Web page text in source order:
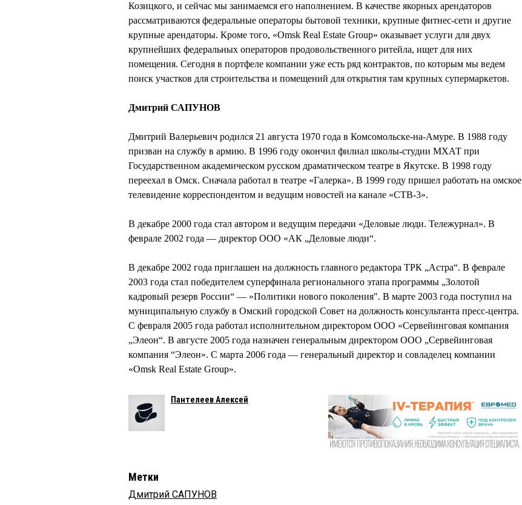
Козицкого, и сейчас мы занимаемся его наполнением. В качестве якорных арендаторов
рассматриваются федеральные операторы бытовой техники, крупные фитнес-сети и другие
крупные арендаторы. Кроме того, «Omsk Real Estate Group» оказывает услуги для двух
крупнейших федеральных операторов продовольственного ритейла, ищет для них
помещения. Сегодня в портфеле компании уже есть ряд контрактов, по которым мы ведем
поиск участков для строительства и помещений для открытия там крупных супермаркетов.
Дмитрий САПУНОВ
Дмитрий Валерьевич родился 21 августа 1970 года в Комсомольске-на-Амуре. В 1988 году
призван на службу в армию. В 1996 году окончил филиал школы-студии МХАТ при
Государственном академическом русском драматическом театре в Якутске. В 1998 году
переехал в Омск. Сначала работал в театре «Галерка». В 1999 году пришел работать на омское
телевидение корреспондентом и ведущим новостей на канале «СТВ-3».
В декабре 2000 года стал автором и ведущим передачи «Деловые люди. Тележурнал». В
феврале 2002 года — директор ООО «АК „Деловые люди“.
В декабре 2002 года приглашен на должность главного редактора ТРК „Астра“. В феврале
2003 года стал победителем суперфинала регионального этапа программы „Золотой
кадровый резерв России“ — »Политики нового поколения". В марте 2003 года поступил на
муниципальную службу в Омский городской Совет на должность консультанта пресс-центра.
С февраля 2005 года работал исполнительном директором ООО «Сервейинговая компания
„Элеон“. В августе 2005 года назначен генеральным директором ООО „Сервейинговая
компания “Элеон». С марта 2006 года — генеральный директор и совладелец компании
«Omsk Real Estate Group».
Пантелеев Алексей
Метки
Дмитрий САПУНОВ